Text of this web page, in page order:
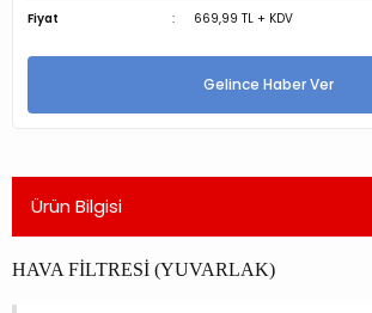
Fiyat 669,99 TL + KDV
Gelince Haber Ver
Ürün Bilgisi
HAVA FİLTRESİ (YUVARLAK)